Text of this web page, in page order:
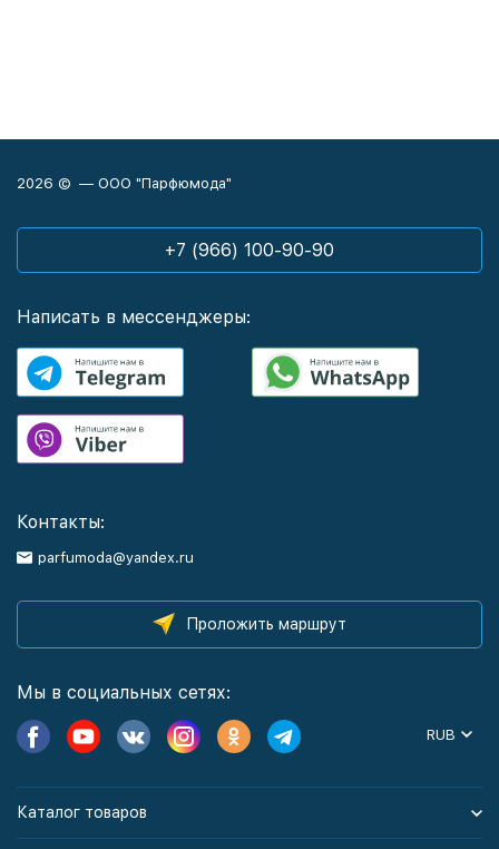
2026 © — ООО "Парфюмода"
+7 (966) 100-90-90
Написать в мессенджеры:
Контакты:
parfumoda@yandex.ru
Проложить маршрут
Мы в социальных сетях:
RUB
Каталог товаров